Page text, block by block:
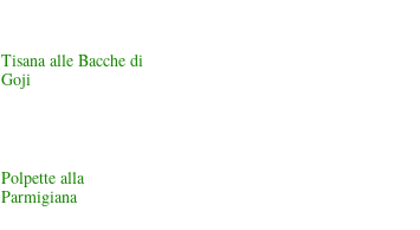
Tisana alle Bacche di
Goji
Polpette alla
Parmigiana